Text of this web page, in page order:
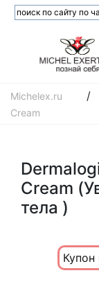
Michelex.ru /
Cream
Cream
тела )
Купон